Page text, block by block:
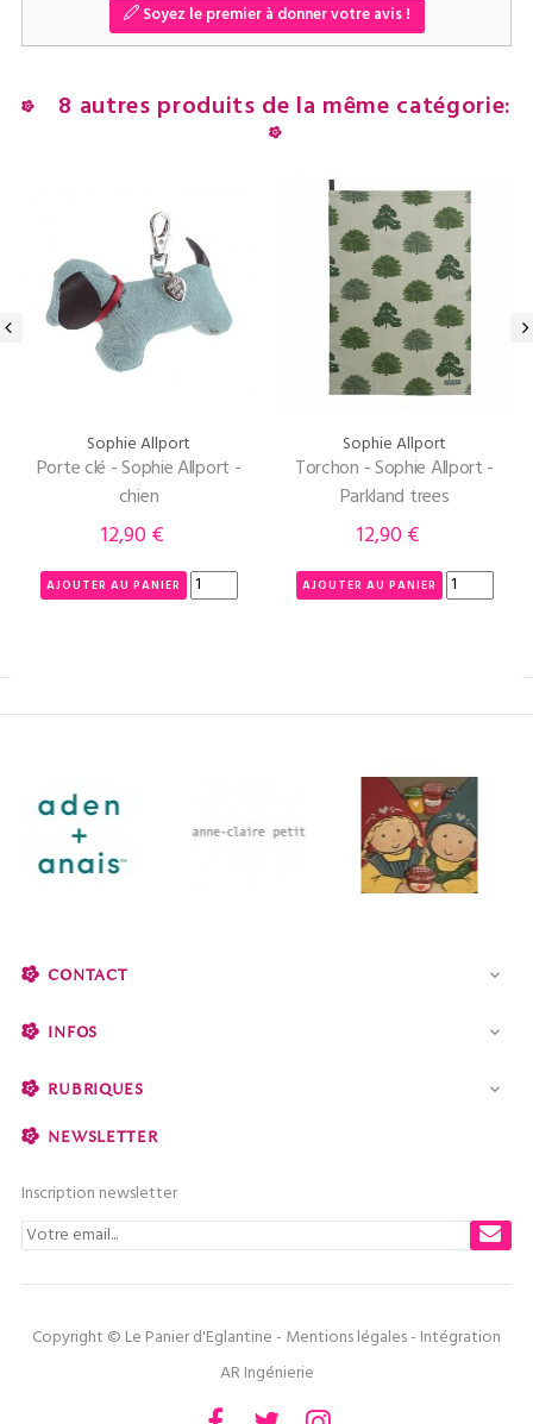
Soyez le premier à donner votre avis !
8 autres produits de la même catégorie:
Sophie Allport
Porte clé - Sophie Allport -
chien
Prix
12,90 €
AJOUTER AU PANIER
Sophie Allport
Torchon - Sophie Allport -
Parkland trees
Prix
12,90 €
AJOUTER AU PANIER
CONTACT 
INFOS 
RUBRIQUES 
NEWSLETTER
Inscription newsletter
Copyright © Le Panier d'Eglantine - Mentions légales- Intégration
AR Ingénierie